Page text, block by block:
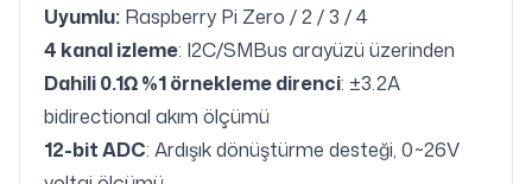
Uyumlu: Raspberry Pi Zero / 2 / 3 / 4
4 kanal izleme: I2C/SMBus arayüzü üzerinden
Dahili 0.1Ω %1 örnekleme direnci: ±3.2A
bidirectional akım ölçümü
12-bit ADC: Ardışık dönüştürme desteği, 0~26V